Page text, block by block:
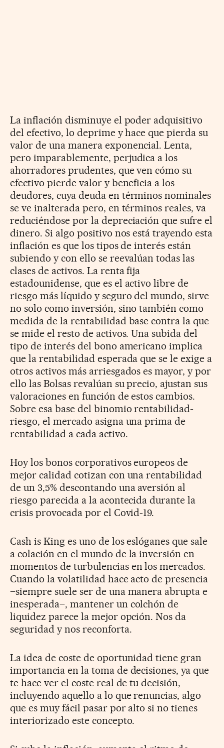
La inflación disminuye el poder adquisitivo
del efectivo, lo deprime y hace que pierda su
valor de una manera exponencial. Lenta,
pero imparablemente, perjudica a los
ahorradores prudentes, que ven cómo su
efectivo pierde valor y beneficia a los
deudores, cuya deuda en términos nominales
se ve inalterada pero, en términos reales, va
reduciéndose por la depreciación que sufre el
dinero. Si algo positivo nos está trayendo esta
inflación es que los tipos de interés están
subiendo y con ello se reevalúan todas las
clases de activos. La renta fija
estadounidense, que es el activo libre de
riesgo más líquido y seguro del mundo, sirve
no solo como inversión, sino también como
medida de la rentabilidad base contra la que
se mide el resto de activos. Una subida del
tipo de interés del bono americano implica
que la rentabilidad esperada que se le exige a
otros activos más arriesgados es mayor, y por
ello las Bolsas revalúan su precio, ajustan sus
valoraciones en función de estos cambios.
Sobre esa base del binomio rentabilidad-
riesgo, el mercado asigna una prima de
rentabilidad a cada activo.
Hoy los bonos corporativos europeos de
mejor calidad cotizan con una rentabilidad
de un 3,5% descontando una aversión al
riesgo parecida a la acontecida durante la
crisis provocada por el Covid-19.
Cash is King es uno de los eslóganes que sale
a colación en el mundo de la inversión en
momentos de turbulencias en los mercados.
Cuando la volatilidad hace acto de presencia
–siempre suele ser de una manera abrupta e
inesperada–, mantener un colchón de
liquidez parece la mejor opción. Nos da
seguridad y nos reconforta.
La idea de coste de oportunidad tiene gran
importancia en la toma de decisiones, ya que
te hace ver el coste real de tu decisión,
incluyendo aquello a lo que renuncias, algo
que es muy fácil pasar por alto si no tienes
interiorizado este concepto.